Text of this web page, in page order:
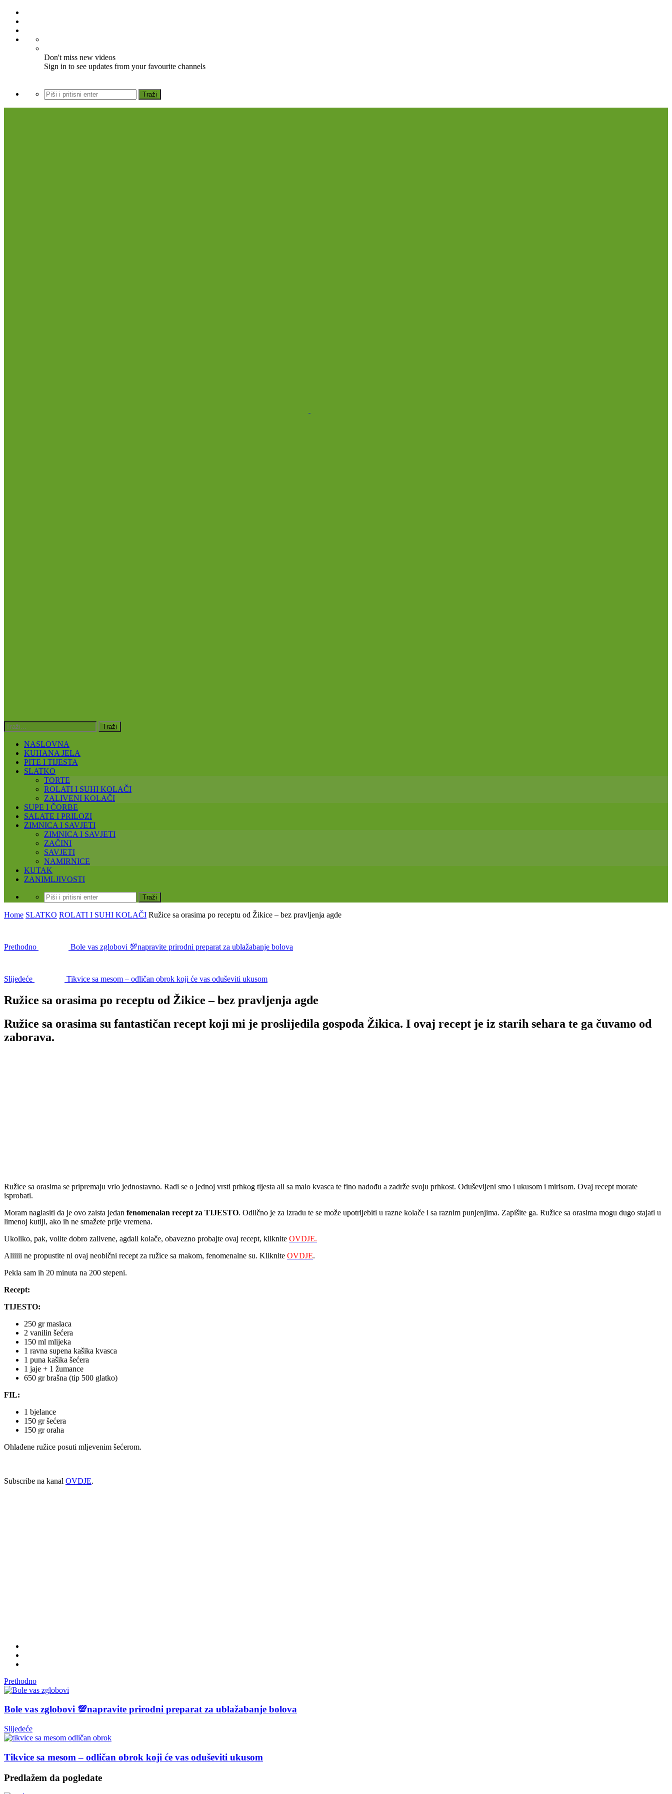
Don't miss new videos
Sign in to see updates from your favourite channels
NASLOVNA
KUHANA JELA
PITE I TIJESTA
SLATKO
TORTE
ROLATI I SUHI KOLAČI
ZALIVENI KOLAČI
SUPE I ČORBE
SALATE I PRILOZI
ZIMNICA I SAVJETI
ZIMNICA I SAVJETI
ZAČINI
SAVJETI
NAMIRNICE
KUTAK
ZANIMLJIVOSTI
Home SLATKO ROLATI I SUHI KOLAČI Ružice sa orasima po receptu od Žikice – bez pravljenja agde
Prethodno Bole vas zglobovi 💯napravite prirodni preparat za ublažabanje bolova
Slijedeće Tikvice sa mesom – odličan obrok koji će vas oduševiti ukusom
Ružice sa orasima po receptu od Žikice – bez pravljenja agde
Ružice sa orasima su fantastičan recept koji mi je proslijedila gospođa Žikica. I ovaj recept je iz starih sehara te ga čuvamo od
zaborava.
Ružice sa orasima se pripremaju vrlo jednostavno. Radi se o jednoj vrsti prhkog tijesta ali sa malo kvasca te fino nadođu a zadrže svoju prhkost. Oduševljeni smo i ukusom i mirisom. Ovaj recept morate
isprobati.
Moram naglasiti da je ovo zaista jedan fenomenalan recept za TIJESTO. Odlično je za izradu te se može upotrijebiti u razne kolače i sa raznim punjenjima. Zapišite ga. Ružice sa orasima mogu dugo stajati u
limenoj kutiji, ako ih ne smažete prije vremena.
Ukoliko, pak, volite dobro zalivene, agdali kolače, obavezno probajte ovaj recept, kliknite OVDJE.
Aliiiii ne propustite ni ovaj neobični recept za ružice sa makom, fenomenalne su. Kliknite OVDJE.
Pekla sam ih 20 minuta na 200 stepeni.
Recept:
TIJESTO:
250 gr maslaca
2 vanilin šećera
150 ml mlijeka
1 ravna supena kašika kvasca
1 puna kašika šećera
1 jaje + 1 žumance
650 gr brašna (tip 500 glatko)
FIL:
1 bjelance
150 gr šećera
150 gr oraha
Ohlađene ružice posuti mljevenim šećerom.
Subscribe na kanal OVDJE.
Prethodno
Bole vas zglobovi 💯napravite prirodni preparat za ublažabanje bolova
Slijedeće
Tikvice sa mesom – odličan obrok koji će vas oduševiti ukusom
Predlažem da pogledate